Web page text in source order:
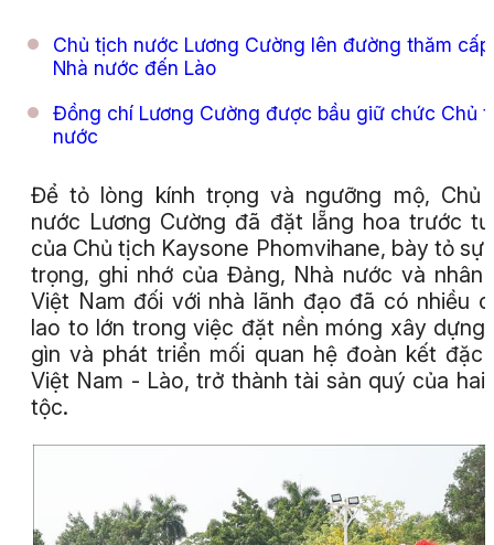
Chủ tịch nước Lương Cường lên đường thăm cấp
Nhà nước đến Lào
Đồng chí Lương Cường được bầu giữ chức Chủ
nước
Để tỏ lòng kính trọng và ngưỡng mộ, Chủ
nước Lương Cường đã đặt lẵng hoa trước
của Chủ tịch Kaysone Phomvihane, bày tỏ sự
trọng, ghi nhớ của Đảng, Nhà nước và nhân
Việt Nam đối với nhà lãnh đạo đã có nhiều
lao to lớn trong việc đặt nền móng xây
gìn và phát triển mối quan hệ đoàn kết đặc
Việt Nam - Lào, trở thành tài sản quý của hai
tộc.